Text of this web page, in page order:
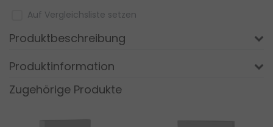
Auf Vergleichsliste setzen
Produktbeschreibung
Produktinformation
Zugehörige Produkte